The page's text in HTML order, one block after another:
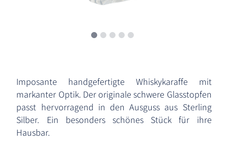
Imposante handgefertigte Whiskykaraffe mit
markanter Optik. Der originale schwere Glasstopfen
passt hervorragend in den Ausguss aus Sterling
Silber. Ein besonders schönes Stück für ihre
Hausbar.